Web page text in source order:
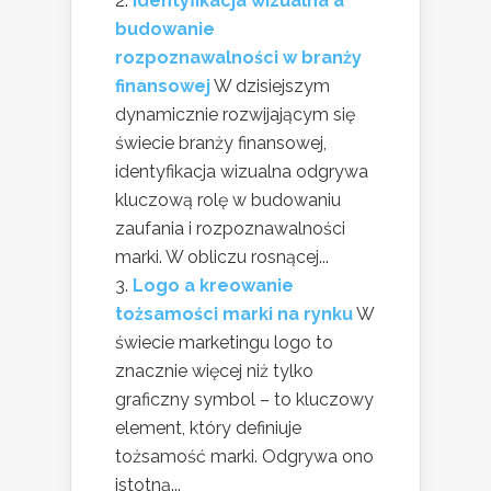
budowanie
rozpoznawalności w branży
finansowejW dzisiejszym
dynamicznie rozwijającym się
świecie branży finansowej,
identyfikacja wizualna odgrywa
kluczową rolę w budowaniu
zaufania i rozpoznawalności
marki. W obliczu rosnącej...
Logo a kreowanie
tożsamości marki na rynkuW
świecie marketingu logo to
znacznie więcej niż tylko
graficzny symbol – to kluczowy
element, który definiuje
tożsamość marki. Odgrywa ono
istotną...